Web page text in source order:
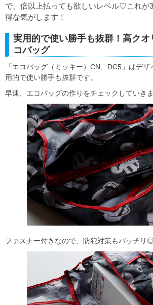
で、倍以上払っても欲しいレベル♡これが
得な気がします！
実用的で使い勝手も抜群！高ク
コバッグ
「エコバッグ（ミッキー）CN、DC5」はデ
用的で使い勝手も抜群です。
早速、エコバッグの作りをチェックしていき
ファスナー付きなので、防犯対策もバッチリ